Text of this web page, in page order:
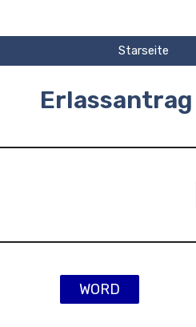
Starseite
WORD